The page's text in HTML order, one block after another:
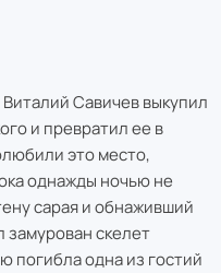
Савичев выкупил
и превратил ее в
это место,
однажды ночью не
сарая и обнаживший
замурован скелет
погибла одна из гостий